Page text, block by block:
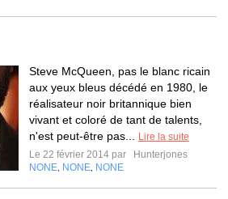
Steve McQueen, pas le blanc ricain
aux yeux bleus décédé en 1980, le
réalisateur noir britannique bien
vivant et coloré de tant de talents,
n'est peut-être pas...
Lire la suite
Le 22 février 2014 par
Hunterjones
NONE NONE NONE